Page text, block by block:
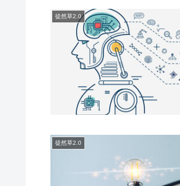
徒然草2.0
徒然草2.0